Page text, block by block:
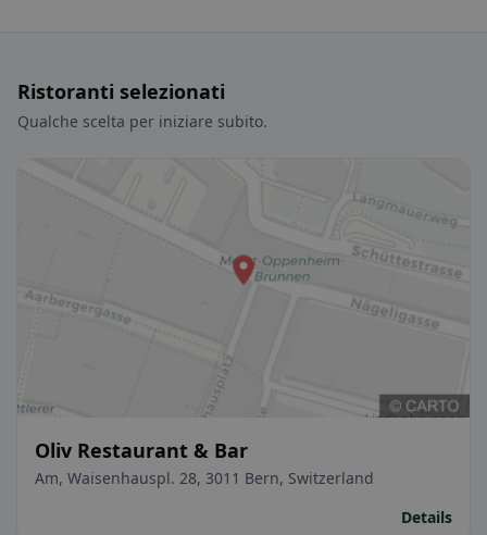
Ristoranti selezionati
Qualche scelta per iniziare subito.
Oliv Restaurant & Bar
Am, Waisenhauspl. 28, 3011 Bern, Switzerland
Details